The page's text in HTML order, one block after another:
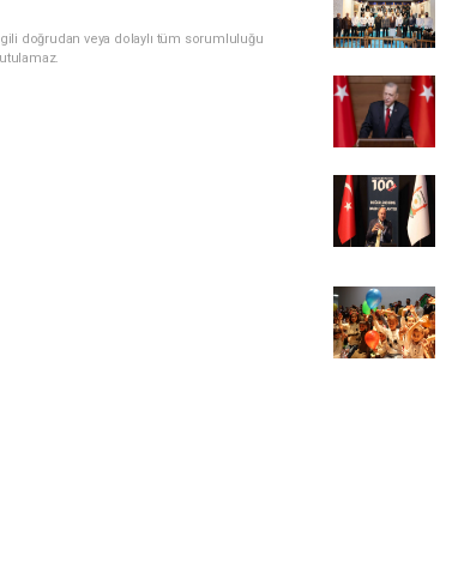
doğrudan veya dolaylı tüm sorumluluğu